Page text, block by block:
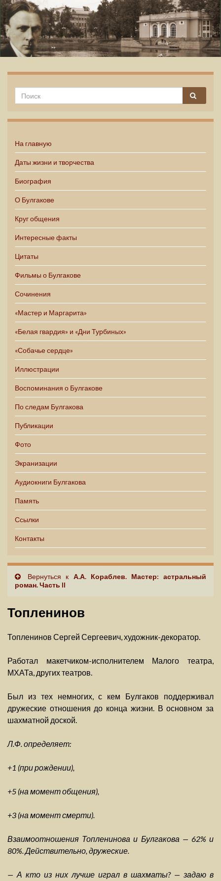
На главную
Даты жизни и творчества
Биография
О Булгакове
Круг общения
Интересные факты
Цитаты
Фильмы о Булгакове
Сочинения
«Мастер и Маргарита»
«Белая гвардия» и «Дни Турбиных»
«Собачье сердце»
Иллюстрации
Воспоминания о Булгакове
По следам Булгакова
Публикации
Фото
Экранизации
Аудиокниги Булгакова
Память
Ссылки
Контакты
Вернуться к А.А. Кораблев. Мастер: астральный
роман. Часть II
Топленинов
Топленинов Сергей Сергеевич, художник-декоратор.
Работал макетчиком-исполнителем Малого театра,
МХАТа, других театров.
Был из тех немногих, с кем Булгаков поддерживал
дружеские отношения до конца жизни. В основном за
шахматной доской.
Л.Ф. определяет:
+1 (при рождении),
+5 (на момент общения),
+3 (на момент смерти).
Взаимоотношения Топленинова и Булгакова — 62% и
80%. Действительно, дружеские.
— А кто из них лучше играл в шахматы? — задаю в